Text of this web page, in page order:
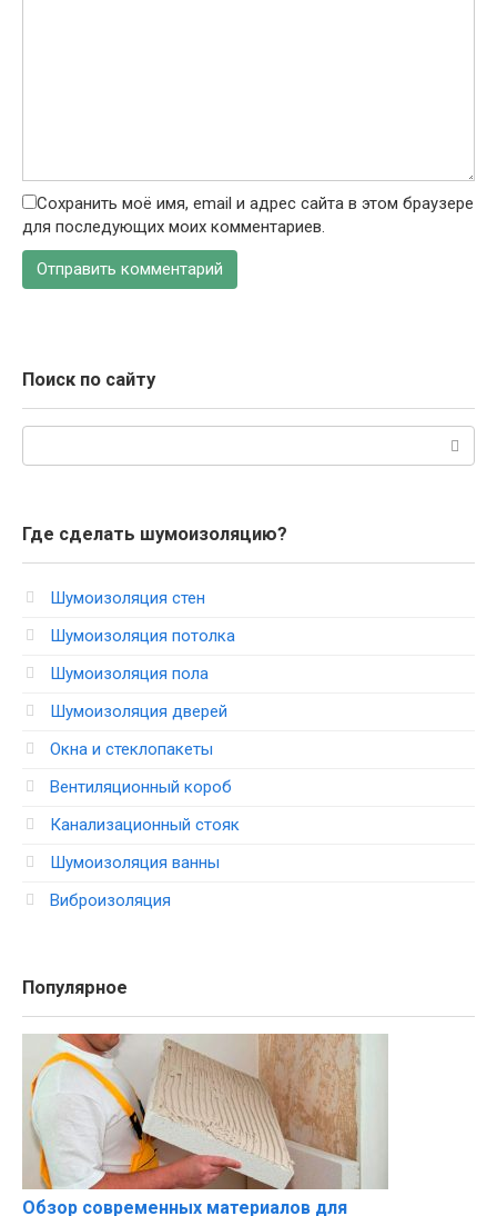
Сохранить моё имя, email и адрес сайта в этом браузере
для последующих моих комментариев.
Поиск по сайту
Где сделать шумоизоляцию?
Шумоизоляция стен
Шумоизоляция потолка
Шумоизоляция пола
Шумоизоляция дверей
Окна и стеклопакеты
Вентиляционный короб
Канализационный стояк
Шумоизоляция ванны
Виброизоляция
Популярное
Обзор современных материалов для